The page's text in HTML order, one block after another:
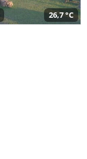
26,7 °C